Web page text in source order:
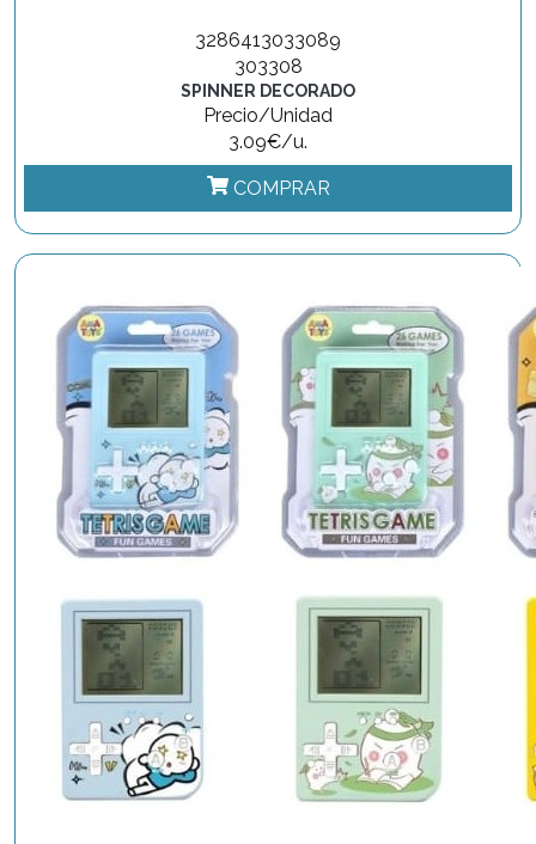
3286413033089
303308
SPINNER DECORADO
Precio/Unidad
3.09€/u.
COMPRAR